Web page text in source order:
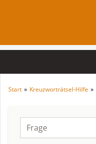
Start » Kreuzworträtsel-Hilfe »